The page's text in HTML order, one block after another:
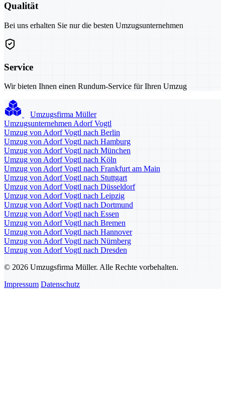
Qualität
Bei uns erhalten Sie nur die besten Umzugsunternehmen
Service
Wir bieten Ihnen einen Rundum-Service für Ihren Umzug
Umzugsfirma Müller
Umzugsunternehmen Adorf Vogtl
Umzug von Adorf Vogtl nach Berlin
Umzug von Adorf Vogtl nach Hamburg
Umzug von Adorf Vogtl nach München
Umzug von Adorf Vogtl nach Köln
Umzug von Adorf Vogtl nach Frankfurt am Main
Umzug von Adorf Vogtl nach Stuttgart
Umzug von Adorf Vogtl nach Düsseldorf
Umzug von Adorf Vogtl nach Leipzig
Umzug von Adorf Vogtl nach Dortmund
Umzug von Adorf Vogtl nach Essen
Umzug von Adorf Vogtl nach Bremen
Umzug von Adorf Vogtl nach Hannover
Umzug von Adorf Vogtl nach Nürnberg
Umzug von Adorf Vogtl nach Dresden
© 2026 Umzugsfirma Müller. Alle Rechte vorbehalten.
Impressum Datenschutz